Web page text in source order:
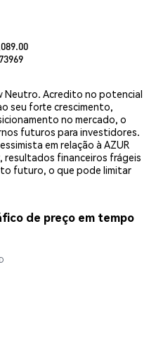
Neutro. Acredito no potencial
seu forte crescimento,
no mercado, o
futuros para investidores.
em relação à AZUR
resultados financeiros frágeis
futuro, o que pode limitar
de preço em tempo